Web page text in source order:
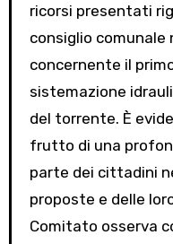
ricorsi presentati
consiglio comunale
concernente il
sistemazione
del torrente. È
frutto di una
parte dei cittadini
proposte e delle
Comitato osserva